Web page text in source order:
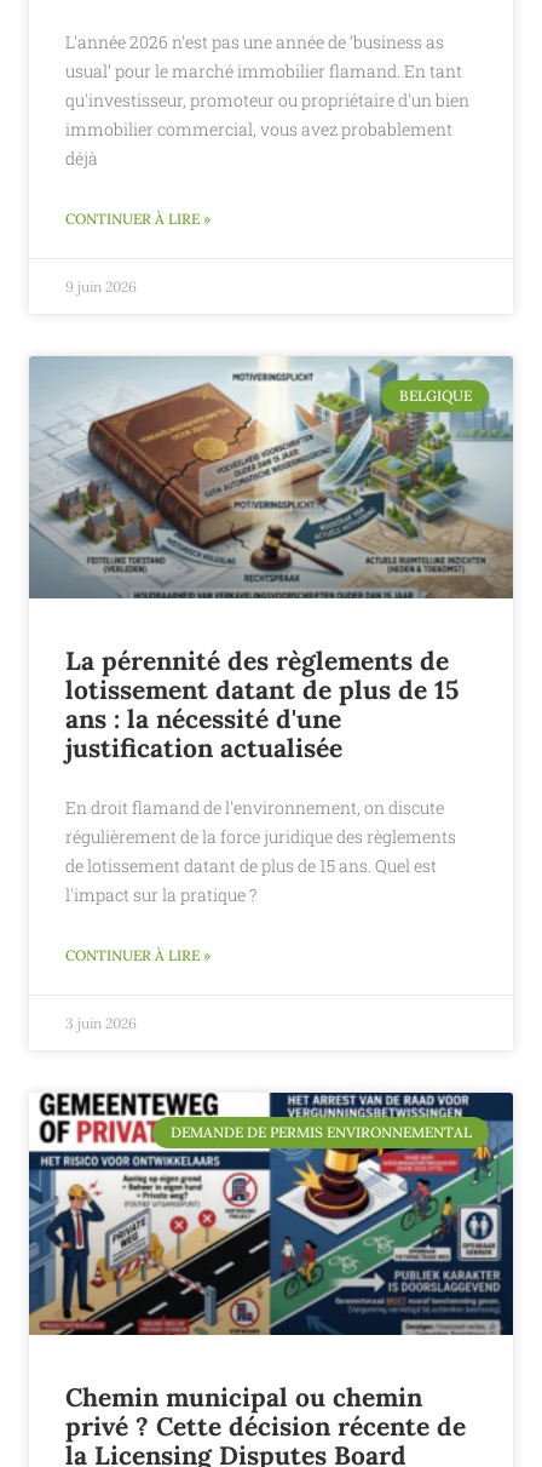
L'année 2026 n'est pas une année de ‘business as
usual’ pour le marché immobilier flamand. En tant
qu'investisseur, promoteur ou propriétaire d'un bien
immobilier commercial, vous avez probablement
déjà
CONTINUER À LIRE »
9 juin 2026
BELGIQUE
La pérennité des règlements de
lotissement datant de plus de 15
ans : la nécessité d'une
justification actualisée
En droit flamand de l'environnement, on discute
régulièrement de la force juridique des règlements
de lotissement datant de plus de 15 ans. Quel est
l'impact sur la pratique ?
CONTINUER À LIRE »
3 juin 2026
DEMANDE DE PERMIS ENVIRONNEMENTAL
Chemin municipal ou chemin
privé ? Cette décision récente de
la Licensing Disputes Board